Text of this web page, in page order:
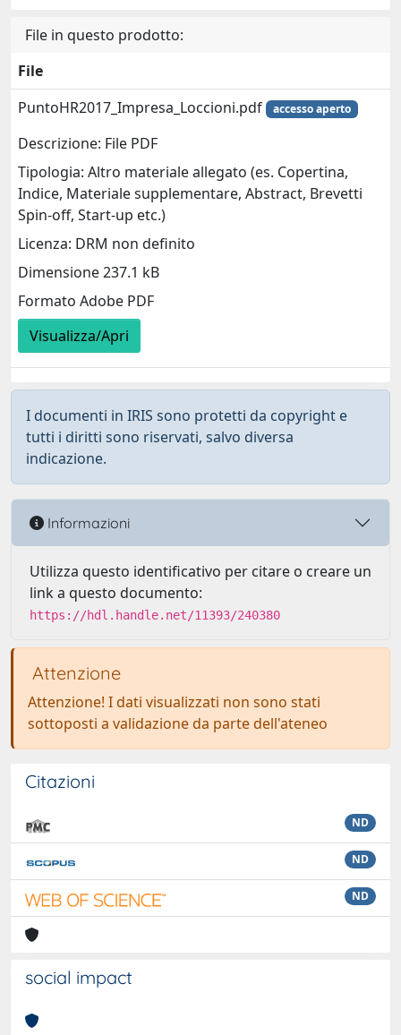
File in questo prodotto:
File
PuntoHR2017_Impresa_Loccioni.pdf
accesso aperto
Descrizione: File PDF
Tipologia: Altro materiale allegato (es. Copertina,
Indice, Materiale supplementare, Abstract, Brevetti
Spin-off, Start-up etc.)
Licenza: DRM non definito
Dimensione 237.1 kB
Formato Adobe PDF
Visualizza/Apri
I documenti in IRIS sono protetti da copyright e
tutti i diritti sono riservati, salvo diversa
indicazione.
Informazioni
Utilizza questo identificativo per citare o creare un
link a questo documento:
https://hdl.handle.net/11393/240380
Attenzione
Attenzione! I dati visualizzati non sono stati
sottoposti a validazione da parte dell'ateneo
Citazioni
ND
ND
ND
social impact